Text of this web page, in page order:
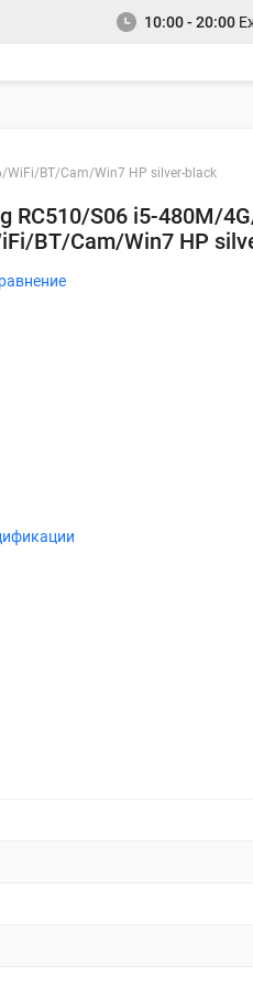
10:00 - 20:00
WiFi/BT/Cam/Win7 HP silver-black
RC510/S06 i5-480M/
BT/Cam/Win7 HP